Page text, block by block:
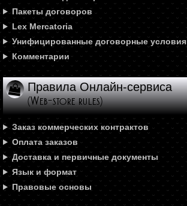
Пакеты договоров
Lex Mercatoria
Унифицированные договорные условия
Комментарии
Правила Онлайн-сервиса
(Web-store rules)
Заказ коммерческих контрактов
Оплата заказов
Доставка и первичные документы
Язык и формат
Правовые основы